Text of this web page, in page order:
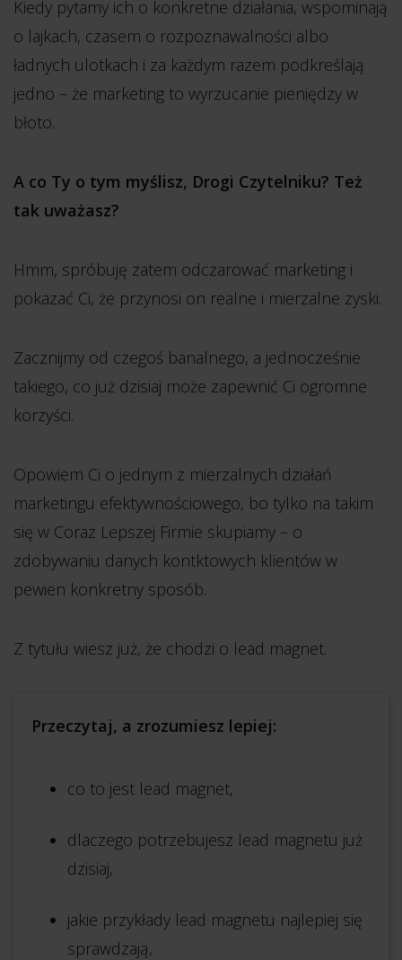
Kiedy pytamy ich o konkretne działania, wspominają
o lajkach, czasem o rozpoznawalności albo
ładnych ulotkach i za każdym razem podkreślają
jedno – że marketing to wyrzucanie pieniędzy w
błoto.
A co Ty o tym myślisz, Drogi Czytelniku? Też
tak uważasz?
Hmm, spróbuję zatem odczarować marketing i
pokazać Ci, że przynosi on realne i mierzalne zyski.
Zacznijmy od czegoś banalnego, a jednocześnie
takiego, co już dzisiaj może zapewnić Ci ogromne
korzyści.
Opowiem Ci o jednym z mierzalnych działań
marketingu efektywnościowego, bo tylko na takim
się w Coraz Lepszej Firmie skupiamy – o
zdobywaniu danych kontktowych klientów w
pewien konkretny sposób.
Z tytułu wiesz już, że chodzi o lead magnet.
Przeczytaj, a zrozumiesz lepiej:
co to jest lead magnet,
dlaczego potrzebujesz lead magnetu już
dzisiaj,
jakie przykłady lead magnetu najlepiej się
sprawdzają,